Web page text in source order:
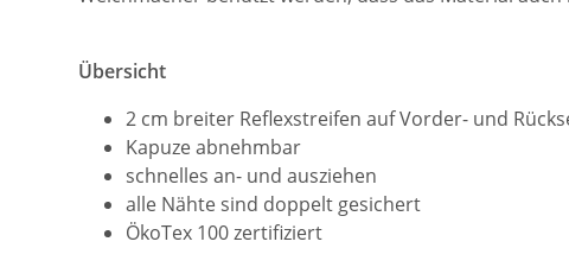
Übersicht
2 cm breiter Reflexstreifen auf Vorder- und
Kapuze abnehmbar
schnelles an- und ausziehen
alle Nähte sind doppelt gesichert
ÖkoTex 100 zertifiziert